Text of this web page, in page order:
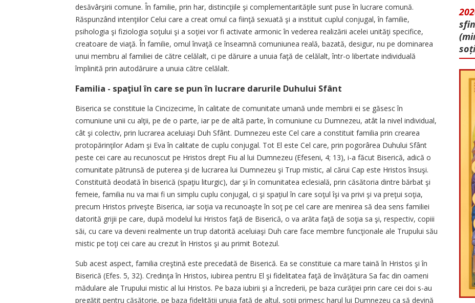
desăvârşirii comune. În familie, prin har, distincţiile şi complementarităţile sunt puse în lucrare comună.
Răspunzând intenţiilor Celui care a creat omul ca fiinţă sexuată şi a instituit cuplul conjugal, în familie,
psihologia şi fiziologia soţului şi a soţiei vor fi activate armonic în vederea realizării acelei unităţi specifice,
creatoare de viaţă. În familie, omul învaţă ce înseamnă comuniunea reală, bazată, desigur, nu pe dominarea
unui membru al familiei de către celălalt, ci pe dăruire a unuia faţă de celălalt, într-o libertate individuală
împlinită prin autodăruire a unuia către celălalt.
Familia - spaţiul în care se pun în lucrare darurile Duhului Sfânt
Biserica se constituie la Cincizecime, în calitate de comunitate umană unde membrii ei se găsesc în
comuniune unii cu alţii, pe de o parte, iar pe de altă parte, în comuniune cu Dumnezeu, atât la nivel individual,
cât şi colectiv, prin lucrarea aceluiaşi Duh Sfânt. Dumnezeu este Cel care a constituit familia prin crearea
protopărinţilor Adam şi Eva în calitate de cuplu conjugal. Tot El este Cel care, prin pogorârea Duhului Sfânt
peste cei care au recunoscut pe Hristos drept Fiu al lui Dumnezeu (Efeseni, 4; 13), i-a făcut Biserică, adică o
comunitate pătrunsă de puterea şi de lucrarea lui Dumnezeu şi Trup mistic, al cărui Cap este Hristos însuşi.
Constituită deodată în biserică (spaţiu liturgic), dar şi în comunitatea eclesială, prin căsătoria dintre bărbat şi
femeie, familia nu va mai fi un simplu cuplu conjugal, ci şi spaţiul în care soţul îşi va privi şi va preţui soţia,
precum Hristos priveşte Biserica, iar soţia va recunoaşte în soţ pe cel care are menirea să dea sens familiei
datorită grijii pe care, după modelul lui Hristos faţă de Biserică, o va arăta faţă de soţia sa şi, respectiv, copiii
săi, cu care va deveni realmente un trup datorită aceluiaşi Duh care face membre funcţionale ale Trupului său
mistic pe toţi cei care au crezut în Hristos şi au primit Botezul.
Sub acest aspect, familia creştină este precedată de Biserică. Ea se constituie ca mare taină în Hristos şi în
Biserică (Efes. 5, 32). Credinţa în Hristos, iubirea pentru El şi fidelitatea faţă de învăţătura Sa fac din oameni
mădulare ale Trupului mistic al lui Hristos. Pe baza iubirii şi a încrederii, pe baza curăţiei prin care cei doi s-au
pregătit pentru căsătorie, pe baza fidelităţii unuia faţă de altul, soţii primesc harul lui Dumnezeu ca să devină